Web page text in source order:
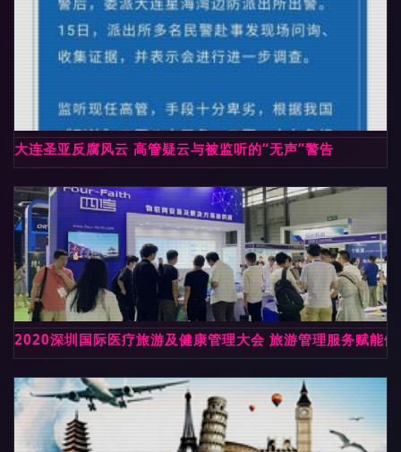
大连圣亚反腐风云 高管疑云与被监听的“无声”警告
2020深圳国际医疗旅游及健康管理大会 旅游管理服务赋能